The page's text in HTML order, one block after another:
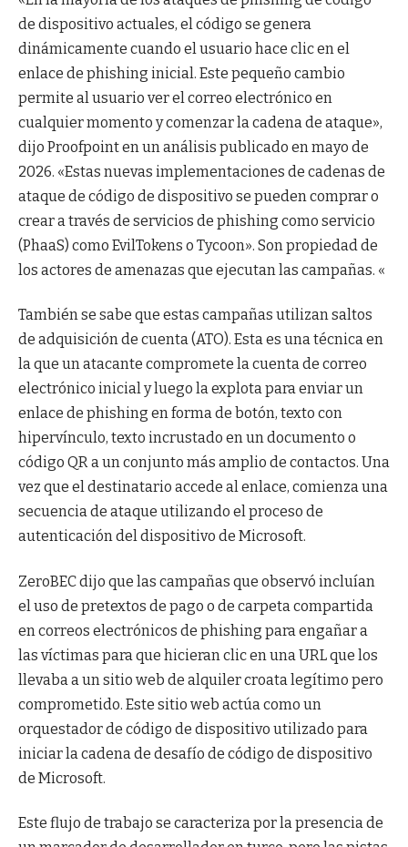
de dispositivo actuales, el código se genera
dinámicamente cuando el usuario hace clic en el
enlace de phishing inicial. Este pequeño cambio
permite al usuario ver el correo electrónico en
cualquier momento y comenzar la cadena de ataque»,
dijo Proofpoint en un análisis publicado en mayo de
2026. «Estas nuevas implementaciones de cadenas de
ataque de código de dispositivo se pueden comprar o
crear a través de servicios de phishing como servicio
(PhaaS) como EvilTokens o Tycoon». Son propiedad de
los actores de amenazas que ejecutan las campañas. «
También se sabe que estas campañas utilizan saltos
de adquisición de cuenta (ATO). Esta es una técnica en
la que un atacante compromete la cuenta de correo
electrónico inicial y luego la explota para enviar un
enlace de phishing en forma de botón, texto con
hipervínculo, texto incrustado en un documento o
código QR a un conjunto más amplio de contactos. Una
vez que el destinatario accede al enlace, comienza una
secuencia de ataque utilizando el proceso de
autenticación del dispositivo de Microsoft.
ZeroBEC dijo que las campañas que observó incluían
el uso de pretextos de pago o de carpeta compartida
en correos electrónicos de phishing para engañar a
las víctimas para que hicieran clic en una URL que los
llevaba a un sitio web de alquiler croata legítimo pero
comprometido. Este sitio web actúa como un
orquestador de código de dispositivo utilizado para
iniciar la cadena de desafío de código de dispositivo
de Microsoft.
Este flujo de trabajo se caracteriza por la presencia de